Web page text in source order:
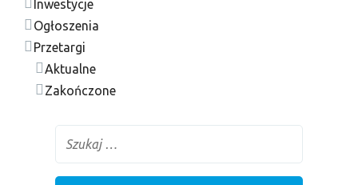
Inwestycje
Ogłoszenia
Przetargi
Aktualne
Zakończone